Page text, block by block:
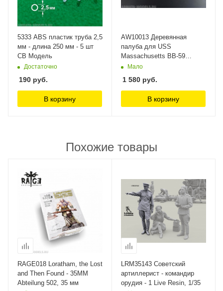
5333 ABS пластик труба 2,5
мм - длина 250 мм - 5 шт
СВ Модель
Достаточно
190 руб.
В корзину
AW10013 Деревянная
палуба для USS
Massachusetts BB-59
ArtWox Model
Мало
1 580 руб.
В корзину
Похожие товары
RAGE018 Loratham, the Lost
and Then Found - 35MM
Abteilung 502, 35 мм
LRM35143 Советский
артиллерист - командир
орудия - 1 Live Resin, 1/35